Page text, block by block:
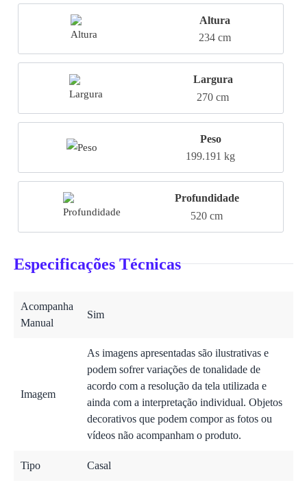
Altura
234 cm
Largura
270 cm
Peso
199.191 kg
Profundidade
520 cm
Especificações Técnicas
Acompanha
Manual
Sim
Imagem
As imagens apresentadas são ilustrativas e
podem sofrer variações de tonalidade de
acordo com a resolução da tela utilizada e
ainda com a interpretação individual. Objetos
decorativos que podem compor as fotos ou
vídeos não acompanham o produto.
Tipo Casal